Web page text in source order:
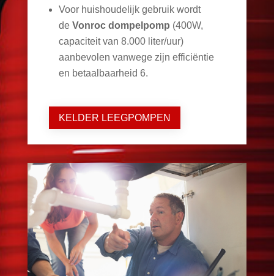
Voor huishoudelijk gebruik wordt
de Vonroc dompelpomp (400W,
capaciteit van 8.000 liter/uur)
aanbevolen vanwege zijn efficiëntie
en betaalbaarheid 6.
KELDER LEEGPOMPEN